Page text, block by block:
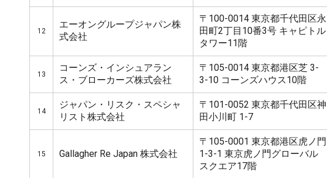
12
エーオングループジャパン株
式会社
〒100-0014 東京都千代田区永
田町2丁目10番3号 キャピトル
タワー11階
13
コーンズ・インシュアラン
ス・ブローカーズ株式会社
〒105-0014 東京都港区芝 3-
3-10 コーンズハウス10階
14
ジャパン・リスク・スペシャ
リスト株式会社
〒101-0052 東京都千代田区神
田小川町 1-7
15 Gallagher Re Japan 株式会社
〒105-0001 東京都港区虎ノ門
1-3-1 東京虎ノ門グローバル
スクエア17階